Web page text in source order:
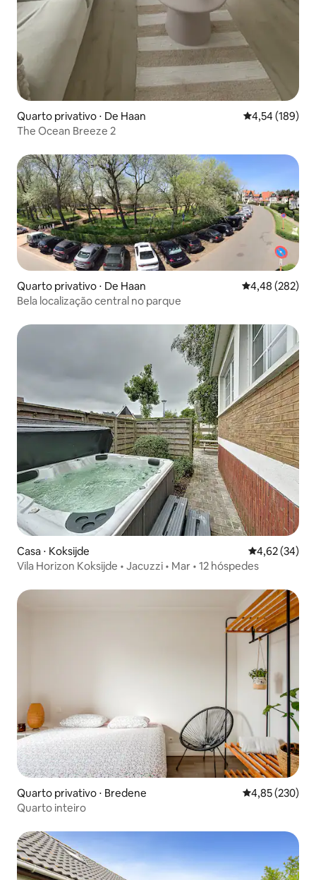
Quarto privativo ⋅ De Haan 4,54 de uma
4,54 (189)
The Ocean Breeze 2
Quarto privativo ⋅ De Haan 4,48 de uma
4,48 (282)
Bela localização central no parque
Casa ⋅ Koksijde 4,62 de uma
4,62 (34)
Vila Horizon Koksijde • Jacuzzi • Mar • 12 hóspedes
Quarto privativo ⋅ Bredene 4,85 de uma
4,85 (230)
Quarto inteiro